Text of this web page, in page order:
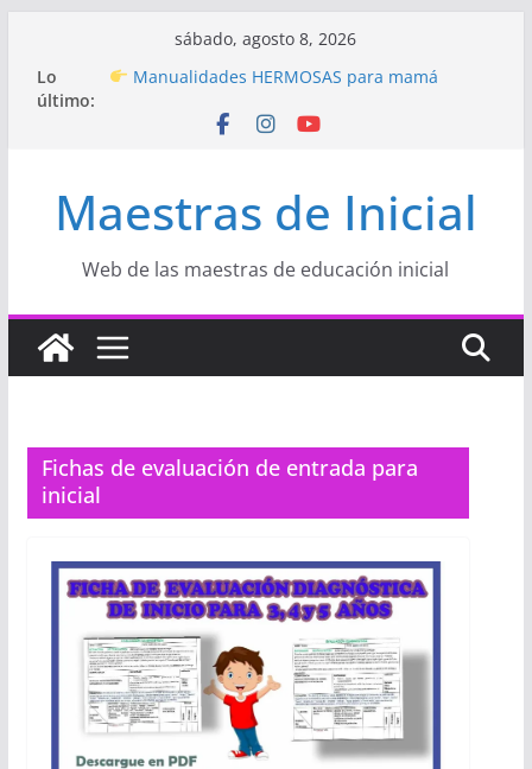
contenido
sábado, agosto 8, 2026
Lo
último:
Hermosos dibujos para MAMÁ: colorea con
Manualidades HERMOSAS para mamá
(fáciles y llenas de amor)
Semana de la Educación Inicial 2026”
Proyecto
“Celebramos con Alegría la Semana
de la Educación Inicial»
Proyecto de Aprendizaje
Un regalo para
Mamá hecho con amor
Maestras de Inicial
Web de las maestras de educación inicial
Fichas de evaluación de entrada para
inicial